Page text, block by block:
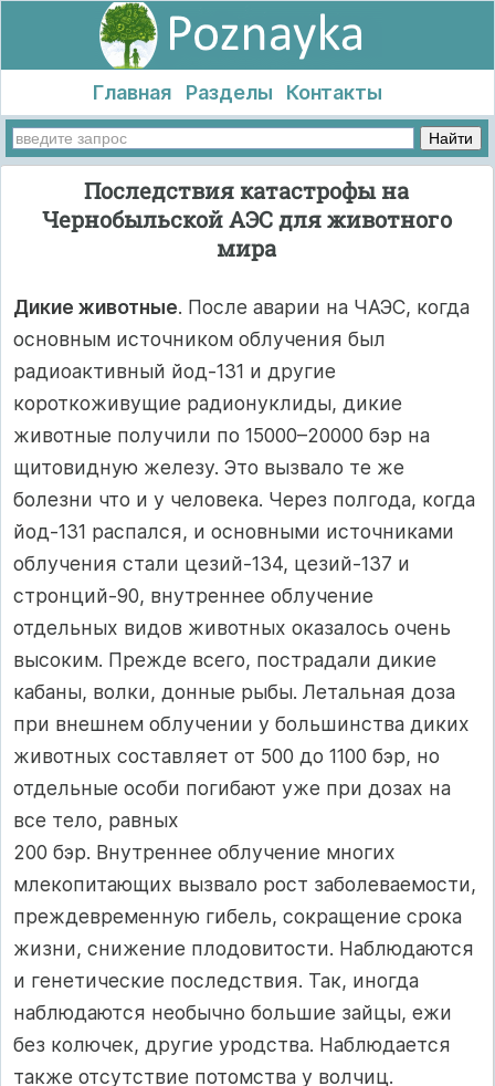
Главная Разделы Контакты
Последствия катастрофы на
Чернобыльской АЭС для животного
мира
Дикие животные. После аварии на ЧАЭС, когда
основным источником облучения был
радиоактивный йод-131 и другие
короткоживущие радионуклиды, дикие
животные получили по 15000–20000 бэр на
щитовидную железу. Это вызвало те же
болезни что и у человека. Через полгода, когда
йод-131 распался, и основными источниками
облучения стали цезий-134, цезий-137 и
стронций-90, внутреннее облучение
отдельных видов животных оказалось очень
высоким. Прежде всего, пострадали дикие
кабаны, волки, донные рыбы. Летальная доза
при внешнем облучении у большинства диких
животных составляет от 500 до 1100 бэр, но
отдельные особи погибают уже при дозах на
все тело, равных
200 бэр. Внутреннее облучение многих
млекопитающих вызвало рост заболеваемости,
преждевременную гибель, сокращение срока
жизни, снижение плодовитости. Наблюдаются
и генетические последствия. Так, иногда
наблюдаются необычно большие зайцы, ежи
без колючек, другие уродства. Наблюдается
также отсутствие потомства у волчиц.